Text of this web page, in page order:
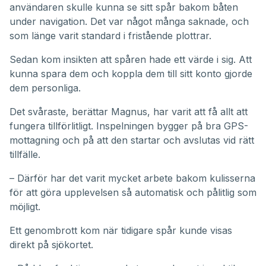
användaren skulle kunna se sitt spår bakom båten
under navigation. Det var något många saknade, och
som länge varit standard i fristående plottrar.
Sedan kom insikten att spåren hade ett värde i sig. Att
kunna spara dem och koppla dem till sitt konto gjorde
dem personliga.
Det svåraste, berättar Magnus, har varit att få allt att
fungera tillförlitligt. Inspelningen bygger på bra GPS-
mottagning och på att den startar och avslutas vid rätt
tillfälle.
– Därför har det varit mycket arbete bakom kulisserna
för att göra upplevelsen så automatisk och pålitlig som
möjligt.
Ett genombrott kom när tidigare spår kunde visas
direkt på sjökortet.